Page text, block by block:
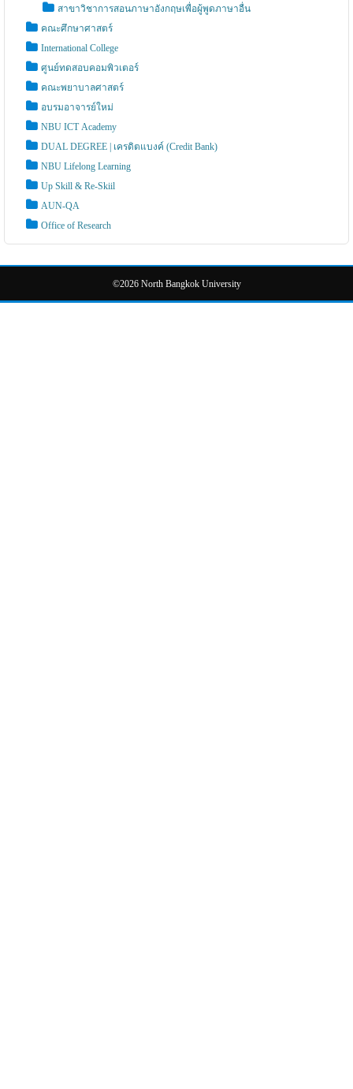
สาขาวิชาการสอนภาษาอังกฤษเพื่อผู้พูดภาษาอื่น
คณะศึกษาศาสตร์
International College
ศูนย์ทดสอบคอมพิวเตอร์
คณะพยาบาลศาสตร์
อบรมอาจารย์ใหม่
NBU ICT Academy
DUAL DEGREE | เครดิตแบงค์ (Credit Bank)
NBU Lifelong Learning
Up Skill & Re-Skiil
AUN-QA
Office of Research
©2026 North Bangkok University